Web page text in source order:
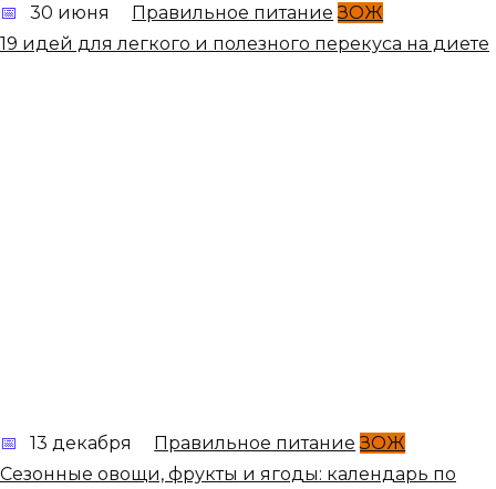
30 июня Правильное питание ЗОЖ
19 идей для легкого и полезного перекуса на диете
13 декабря Правильное питание ЗОЖ
Сезонные овощи, фрукты и ягоды: календарь по